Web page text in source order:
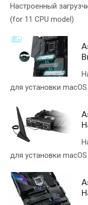
Настроенный
(for 11 CPU model)
для установки
для установки